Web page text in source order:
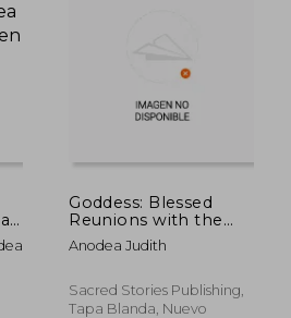
Goddess: Blessed
Reunions with the
Feminine Face of the
Divine (en Inglés)
Anodea Judith
Sacred Stories Publishing,
Tapa Blanda, Nuevo